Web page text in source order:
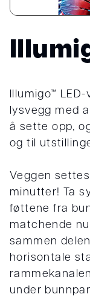
Illumigo™
lysvegg med
å sette opp,
og til
Veggen
minutter! Ta
føttene fra
matchende
sammen
horisontale
under